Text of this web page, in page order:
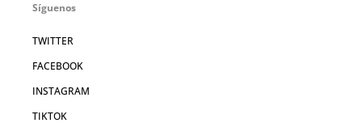
Síguenos
TWITTER
FACEBOOK
INSTAGRAM
TIKTOK